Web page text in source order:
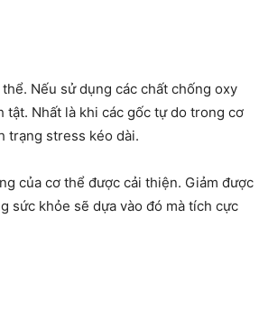
Nếu sử dụng các chất chống oxy
Nhất là khi các gốc tự do trong cơ
trạng stress kéo dài.
của cơ thể được cải thiện. Giảm được
sức khỏe sẽ dựa vào đó mà tích cực